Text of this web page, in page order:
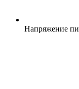
Напряжение